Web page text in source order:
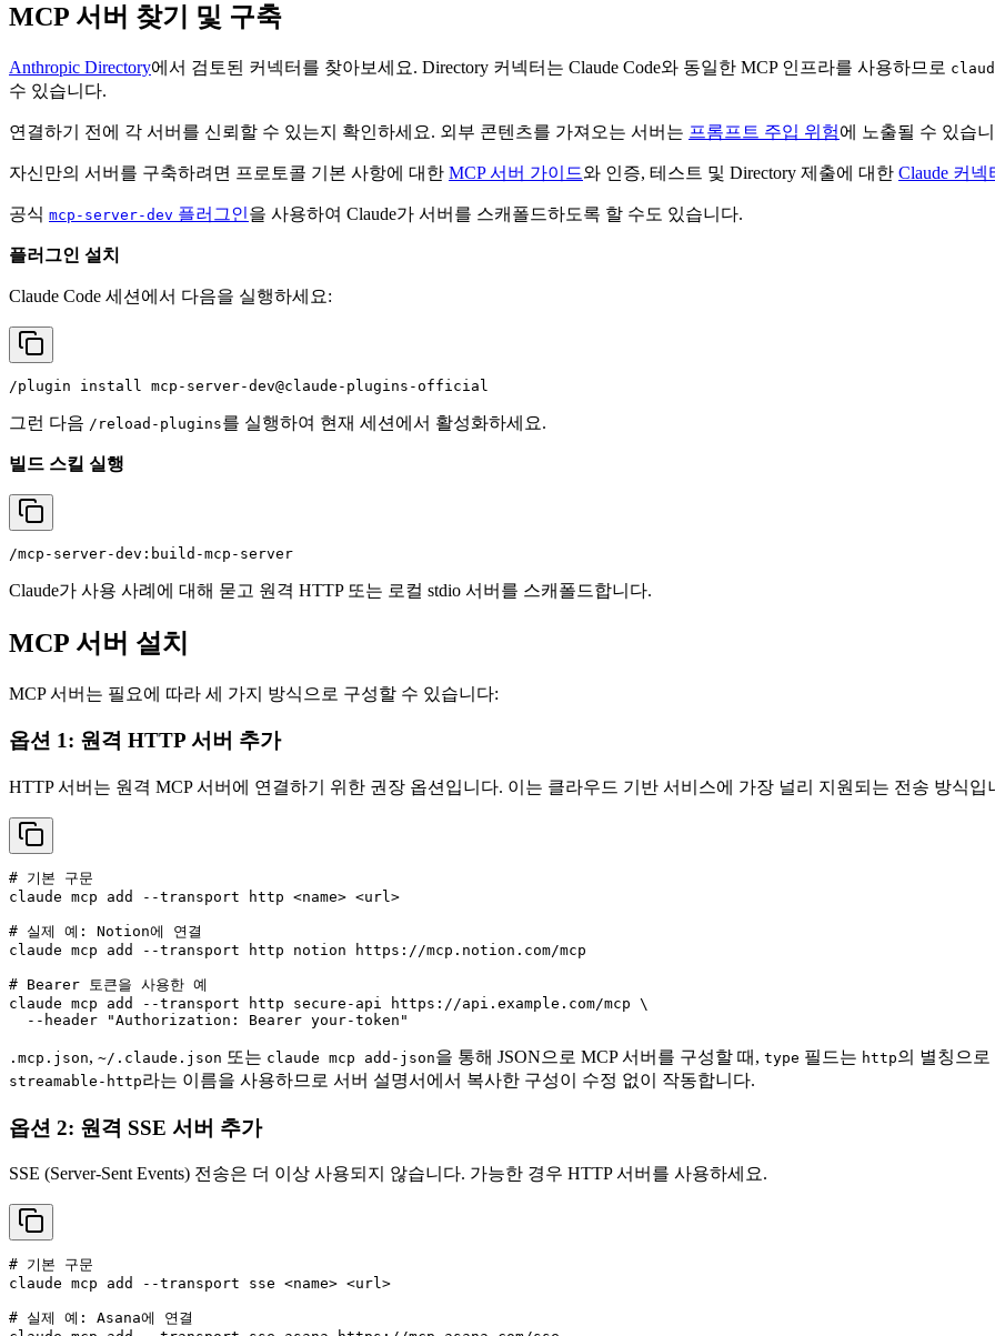
MCP 서버 찾기 및 구축
Anthropic Directory에서 검토된 커넥터를 찾아보세요. Directory 커넥터는 Claude Code와 동일한 MCP 인프라를 사용하므로
수 있습니다.
연결하기 전에 각 서버를 신뢰할 수 있는지 확인하세요. 외부 콘텐츠를 가져오는 서버는 프롬프트 주입 위험에 노출될 수 있습
자신만의 서버를 구축하려면 프로토콜 기본 사항에 대한 MCP 서버 가이드와 인증, 테스트 및 Directory 제출에 대한 Claude 커
공식 mcp-server-dev 플러그인을 사용하여 Claude가 서버를 스캐폴드하도록 할 수도 있습니다.
플러그인 설치
Claude Code 세션에서 다음을 실행하세요:
그런 다음 /reload-plugins를 실행하여 현재 세션에서 활성화하세요.
빌드 스킬 실행
Claude가 사용 사례에 대해 묻고 원격 HTTP 또는 로컬 stdio 서버를 스캐폴드합니다.
MCP 서버 설치
MCP 서버는 필요에 따라 세 가지 방식으로 구성할 수 있습니다:
옵션 1: 원격 HTTP 서버 추가
HTTP 서버는 원격 MCP 서버에 연결하기 위한 권장 옵션입니다. 이는 클라우드 기반 서비스에 가장 널리 지원되는 전송 방식입
# 기본 구문
claude mcp add --transport http <name> <url>
# 실제 예: Notion에 연결
claude mcp add --transport http notion https://mcp.notion.com/mcp
# Bearer 토큰을 사용한 예
claude mcp add --transport http secure-api https://api.example.com/mcp \
  --header
"Authorization: Bearer your-token"
.mcp.json, ~/.claude.json 또는 claude mcp add-json을 통해 JSON으로 MCP 서버를 구성할 때, type 필드는 http의 별칭으로
streamable-http라는 이름을 사용하므로 서버 설명서에서 복사한 구성이 수정 없이 작동합니다.
옵션 2: 원격 SSE 서버 추가
SSE (Server-Sent Events) 전송은 더 이상 사용되지 않습니다. 가능한 경우 HTTP 서버를 사용하세요.
# 기본 구문
claude mcp add --transport sse <name> <url>
# 실제 예: Asana에 연결